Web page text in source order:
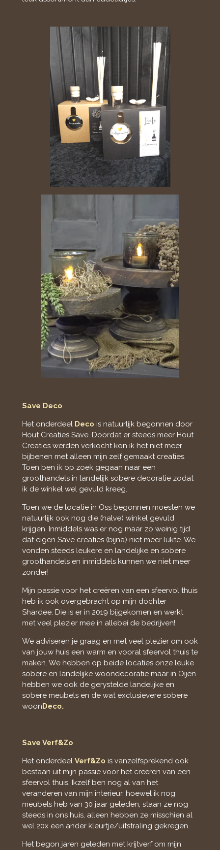
Save Deco
Het onderdeel Deco is natuurlijk begonnen door
Hout Creaties Save. Doordat er steeds meer Hout
Creaties werden verkocht kon ik het niet meer
bijbenen met alleen mijn zelf gemaakt creaties.
Toen ben ik op zoek gegaan naar een
groothandels in landelijk sobere decoratie zodat
ik de winkel wel gevuld kreeg.
Toen we de locatie in Oss begonnen moesten we
natuurlijk ook nog die (halve) winkel gevuld
krijgen. Inmiddels was er nog maar zo weinig tijd
dat eigen Save creaties (bijna) niet meer lukte. We
vonden steeds leukere en landelijke en sobere
groothandels en inmiddels kunnen we niet meer
zonder!
Mijn passie voor het creëren van een sfeervol thuis
heb ik ook overgebracht op mijn dochter
Shardee. Die is er in 2019 bijgekomen en werkt
met veel plezier mee in allebei de bedrijven!
We adviseren je graag en met veel plezier om ook
van jouw huis een warm en vooral sfeervol thuis te
maken. We hebben op beide locaties onze leuke
sobere en landelijke woondecoratie maar in Oijen
hebben we ook de gerystelde landelijke en
sobere meubels en de wat exclusievere sobere
woonDeco.
Save Verf&Zo
Het onderdeel Verf&Zo is vanzelfsprekend ook
bestaan uit mijn passie voor het creëren van een
sfeervol thuis. Ikzelf ben nog al van het
veranderen van mijn interieur, hoewel ik nog
meubels heb van 30 jaar geleden, staan ze nog
steeds in ons huis, alleen hebben ze misschien al
wel 20x een ander kleurtje/uitstraling gekregen.
Het begon jaren geleden met krijtverf om mijn